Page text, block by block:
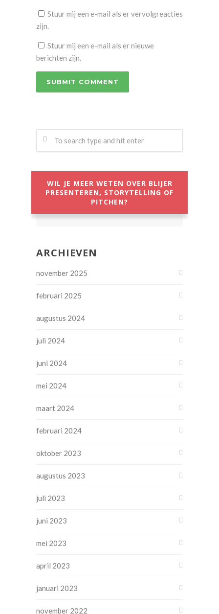
Stuur mij een e-mail als er vervolgreacties
zijn.
Stuur mij een e-mail als er nieuwe
berichten zijn.
WIL JE MEER WETEN OVER BLIJER
PRESENTEREN, STORYTELLING OF
PITCHEN?
ARCHIEVEN
november 2025
februari 2025
augustus 2024
juli 2024
juni 2024
mei 2024
maart 2024
februari 2024
oktober 2023
augustus 2023
juli 2023
juni 2023
mei 2023
april 2023
januari 2023
november 2022